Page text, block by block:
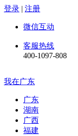
登录 | 注册
微信互动
客服热线
400-1097-808
我在广东
广东
湖南
广西
福建